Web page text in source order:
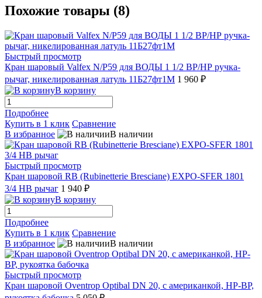
Похожие товары (8)
Быстрый просмотр
Кран шаровый Valfex N/P59 для ВОДЫ 1 1/2 ВР/НР ручка-
рычаг, никелированная латуль 11Б27фт1М 1 960 ₽
В корзину
Подробнее
Купить в 1 клик Сравнение
В избранное
В наличии
Быстрый просмотр
Кран шаровой RB (Rubinetterie Bresciane) EXPO-SFER 1801
3/4 НВ рычаг 1 940 ₽
В корзину
Подробнее
Купить в 1 клик Сравнение
В избранное
В наличии
Быстрый просмотр
Кран шаровой Oventrop Optibal DN 20, с американкой, НР-ВР,